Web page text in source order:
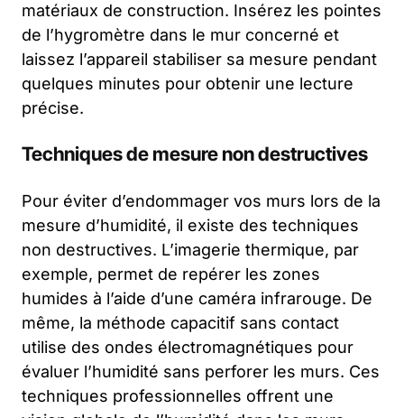
matériaux de construction. Insérez les pointes
de l’hygromètre dans le mur concerné et
laissez l’appareil stabiliser sa mesure pendant
quelques minutes pour obtenir une lecture
précise.
Techniques de mesure non destructives
Pour éviter d’endommager vos murs lors de la
mesure d’humidité, il existe des techniques
non destructives. L’imagerie thermique, par
exemple, permet de repérer les zones
humides à l’aide d’une caméra infrarouge. De
même, la méthode capacitif sans contact
utilise des ondes électromagnétiques pour
évaluer l’humidité sans perforer les murs. Ces
techniques professionnelles offrent une